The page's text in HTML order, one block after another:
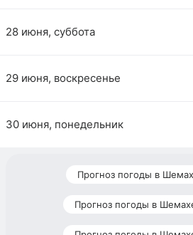
28 июня, суббота
29 июня, воскресенье
30 июня, понедельник
Прогноз погоды в
Прогноз погоды в